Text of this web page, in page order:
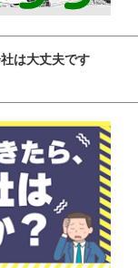
は大丈夫です